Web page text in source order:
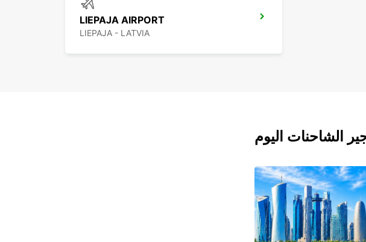
LIEPAJA AIRPORT
LIEPAJA - LATVIA